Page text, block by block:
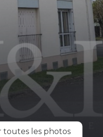
toutes les photos